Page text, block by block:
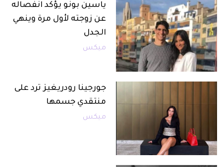
ياسين بونو يؤكد انفصاله
عن زوجته لأول مرة وينهي
الجدل
ميكس
جورجينا رودريغيز ترد على
منتقدي جسمها
ميكس